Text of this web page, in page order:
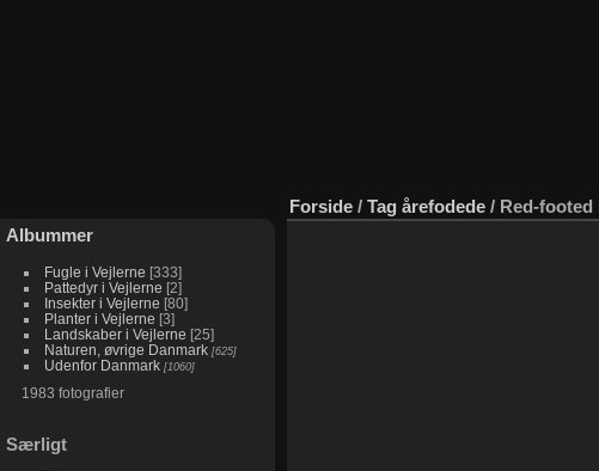
Albummer
Fugle i Vejlerne 333
Pattedyr i Vejlerne 2
Insekter i Vejlerne 80
Planter i Vejlerne 3
Landskaber i Vejlerne 25
Naturen, øvrige Danmark 625
Udenfor Danmark 1060
1983 fotografier
Særligt
Forside / Tag årefodede / Red-footed